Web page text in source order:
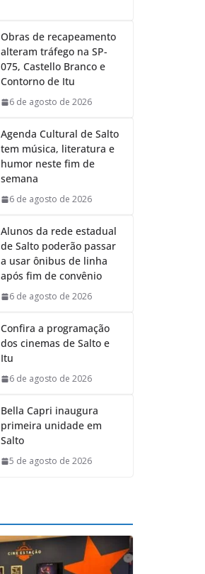
Obras de recapeamento
alteram tráfego na SP-
075, Castello Branco e
Contorno de Itu
6 de agosto de 2026
Agenda Cultural de Salto
tem música, literatura e
humor neste fim de
semana
6 de agosto de 2026
Alunos da rede estadual
de Salto poderão passar
a usar ônibus de linha
após fim de convênio
6 de agosto de 2026
Confira a programação
dos cinemas de Salto e
Itu
6 de agosto de 2026
Bella Capri inaugura
primeira unidade em
Salto
5 de agosto de 2026